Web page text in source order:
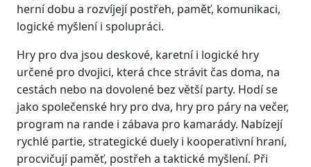
herní dobu a rozvíjejí postřeh, paměť, komunikaci,
logické myšlení i spolupráci.
Hry pro dva jsou deskové, karetní i logické hry
určené pro dvojici, která chce strávit čas doma, na
cestách nebo na dovolené bez větší party. Hodí se
jako společenské hry pro dva, hry pro páry na večer,
program na rande i zábava pro kamarády. Nabízejí
rychlé partie, strategické duely i kooperativní hraní,
procvičují paměť, postřeh a taktické myšlení. Při